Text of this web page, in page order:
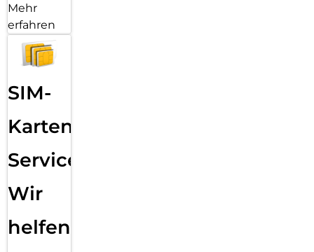
Mehr
erfahren
SIM-
Karten
Service:
Wir
helfen